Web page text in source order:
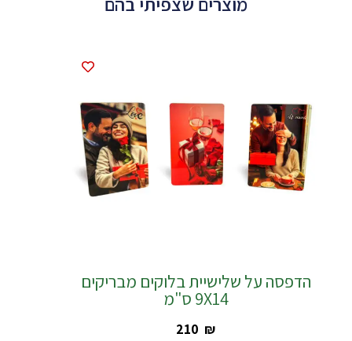
הדפסה על שלישיית בלוקים מבריקים
9X14 ס"מ
‎210 ₪